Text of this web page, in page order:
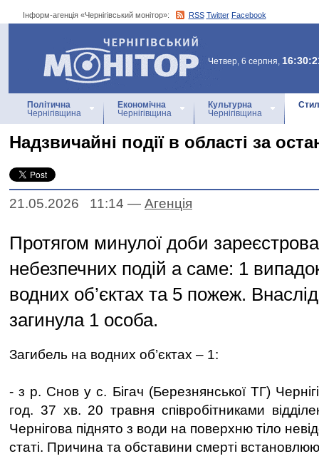
Інформ-агенція «Чернігівський монітор»: RSS Twitter Facebook
Інформ-агенція
«Чернігівський монітор»
Четвер, 6 серпня,
Політична
Чернігівщина
Економічна
Чернігівщина
Культурна
Чернігівщина
Надзвичайні події в області за
21.05.2026 11:14 — Агенцiя
Протягом минулої доби
небезпечних подій а саме: 1
водних об’єктах та 5 пожеж.
загинула 1 особа.
Загибель на водних об’єктах – 1:
- з р. Снов у с. Бігач (Березнянської ТГ)
год. 37 хв. 20 травня співробітниками
Чернігова піднято з води на поверхню тіло
статі. Причина та обставини смерті